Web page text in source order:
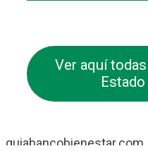
Ver aquí
guiabancobienestar.com